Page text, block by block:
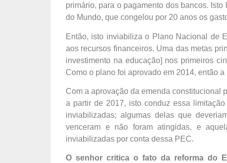
primário, para o pagamento dos bancos.
do Mundo, que congelou por 20 anos os
Então, isto inviabiliza o Plano Nacional de
aos recursos financeiros. Uma das metas
investimento na educação] nos primeiros
Como o plano foi aprovado em 2014, então
Com a aprovação da emenda constitucional
a partir de 2017, isto conduz essa
inviabilizadas; algumas delas que
venceram e não foram atingidas, e
inviabilizadas por conta dessa PEC.
O senhor critica o fato da reforma do